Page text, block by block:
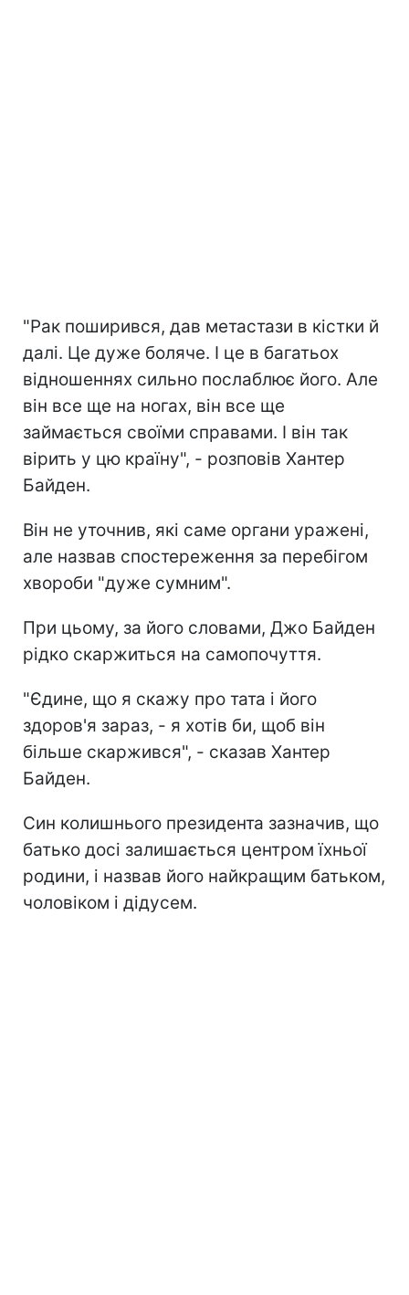
"Рак поширився, дав метастази в кістки й
далі. Це дуже боляче. І це в багатьох
відношеннях сильно послаблює його. Але
він все ще на ногах, він все ще
займається своїми справами. І він так
вірить у цю країну", - розповів Хантер
Байден.
Він не уточнив, які саме органи уражені,
але назвав спостереження за перебігом
хвороби "дуже сумним".
При цьому, за його словами, Джо Байден
рідко скаржиться на самопочуття.
"Єдине, що я скажу про тата і його
здоров'я зараз, - я хотів би, щоб він
більше скаржився", - сказав Хантер
Байден.
Син колишнього президента зазначив, що
батько досі залишається центром їхньої
родини, і назвав його найкращим батьком,
чоловіком і дідусем.